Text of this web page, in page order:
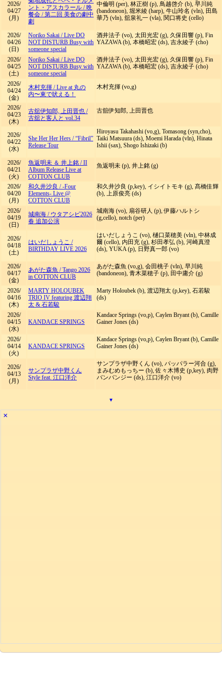
2026/
04/27
(月)
ント・アスカラール /晩
餐会 / 第二回 美食の劇中
劇
中倫明 (per), 林正樹 (p), 鳥越啓介 (b), 早川純
(bandoneon), 堀米綾 (harp), 牛山玲名 (vln), 田島
華乃 (vln), 舘泉礼一 (vla), 関口将史 (cello)
2026/
04/26
(日)
Noriko Sakai /Live DO
NOT DISTURB Busy with
someone special
酒井法子 (vo), 太田光宏 (g), 久保田響 (p), Fin
YAZAWA (b), 本橋昭宏 (ds), 吉永綾子 (cho)
2026/
04/25
(土)
Noriko Sakai /Live DO
NOT DISTURB Busy with
someone special
酒井法子 (vo), 太田光宏 (g), 久保田響 (p), Fin
YAZAWA (b), 本橋昭宏 (ds), 吉永綾子 (cho)
2026/
04/24
(金)
木村充揮 /Live at 丸の
内〜東で吠える！
木村充揮 (vo,g)
2026/
04/23
(木)
古舘伊知郎, 上田晋也 /
古舘と客人と vol.34
古舘伊知郎, 上田晋也
2026/
04/22
(水)
She Her Her Hers /“Fibril”
Release Tour
Hiroyasu Takahashi (vo,g), Tomasong (syn,cho),
Taiki Matsuura (ds), Moemi Harada (vln), Hinata
Ishii (sax), Shogo Ishizaki (b)
2026/
04/21
(火)
魚返明未 ＆ 井上銘 /II
Album Release Live at
COTTON CLUB
魚返明未 (p), 井上銘 (g)
2026/
04/20
(月)
和久井沙良 /-Four
Elements- Live @
COTTON CLUB
和久井沙良 (p,key), イシイトモキ (g), 髙橋佳輝
(b), 上原俊亮 (ds)
2026/
04/19
(日)
城南海 / ウタアシビ2026
春 追加公演
城南海 (vo), 扇谷研人 (p), 伊藤ハルトシ
(g,cello), notch (per)
2026/
04/18
(土)
はいだしょうこ /
BIRTHDAY LIVE 2026
はいだしょうこ (vo), 樋口菜穂美 (vln), 中林成
爾 (cello), 内田充 (g), 杉田孝弘 (b), 河崎真澄
(ds), YUKA (p), 日野真一郎 (vo)
2026/
04/17
(金)
あがた森魚 /Tango 2026
in COTTON CLUB
あがた森魚 (vo,g), 会田桃子 (vln), 早川純
(bandoneon), 青木菜穂子 (p), 田中庸介 (g)
2026/
04/16
(木)
MARTY HOLOUBEK
TRIO IV featuring 渡辺翔
太 & 石若駿
Marty Holoubek (b), 渡辺翔太 (p,key), 石若駿
(ds)
2026/
04/15
(水)
KANDACE SPRINGS
Kandace Springs (vo,p), Caylen Bryant (b), Camille
Gainer Jones (ds)
2026/
04/14
(火)
KANDACE SPRINGS
Kandace Springs (vo,p), Caylen Bryant (b), Camille
Gainer Jones (ds)
2026/
04/13
(月)
サンプラザ中野くん
Style feat. 江口洋介
サンプラザ中野くん (vo), パッパラー河合 (g),
まみむめもっちー (b), 佐々木博史 (p,key), 肉野
バンバンジー (ds), 江口洋介 (vo)
▾
✕